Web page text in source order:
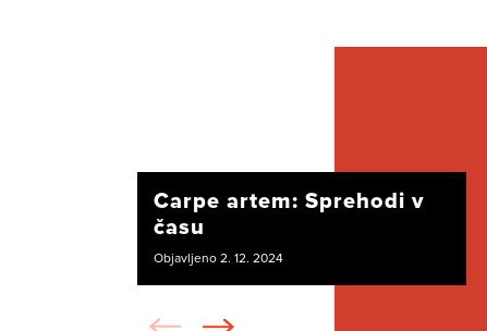
Carpe artem: Sprehodi v
času
Objavljeno 2. 12. 2024